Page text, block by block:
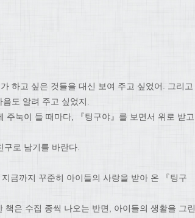
하고 싶은 것들을 대신 보여 주고 싶었어. 그리고
도 알려 주고 싶었지.
주눅이 들 때마다, 『팅구야』를 보면서 위로 받고
구로 남기를 바란다.
금까지 꾸준히 아이들의 사랑을 받아 온 『팅구
은 수집 종씩 나오는 반면, 아이들의 생활을 그린